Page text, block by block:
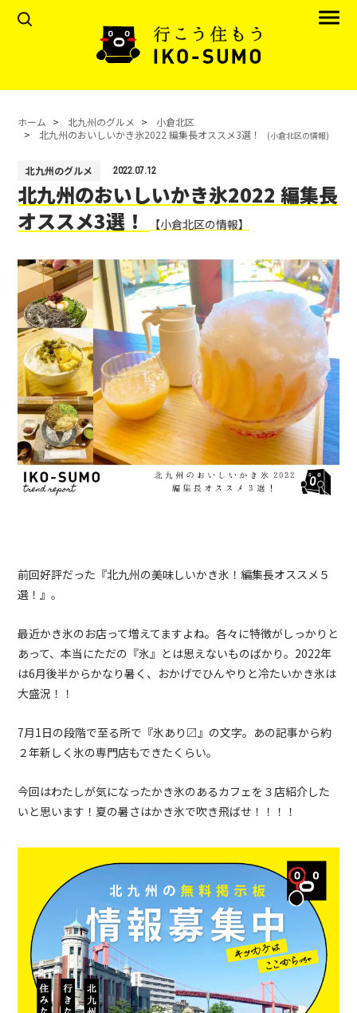
ホーム 北九州のグルメ
小倉北区
北九州のおいしいかき氷2022 編集長オススメ3選！
(小倉北区の情報)
北九州のグルメ 2022.07.12
北九州のおいしいかき氷2022 編集長
オススメ3選！
【小倉北区の情報】
前回好評だった『北九州の美味しいかき氷！編集長オススメ５
選！』。
最近かき氷のお店って増えてますよね。各々に特徴がしっかりと
あって、本当にただの『氷』とは思えないものばかり。2022年
は6月後半からかなり暑く、おかげでひんやりと冷たいかき氷は
大盛況！！
7月1日の段階で至る所で『氷あり〼』の文字。あの記事から約
２年新しく氷の専門店もできたくらい。
今回はわたしが気になったかき氷のあるカフェを３店紹介した
いと思います！夏の暑さはかき氷で吹き飛ばせ！！！！